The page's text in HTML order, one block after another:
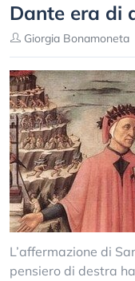
Dante era di
Giorgia Bonamoneta
L’affermazione di
pensiero di destra